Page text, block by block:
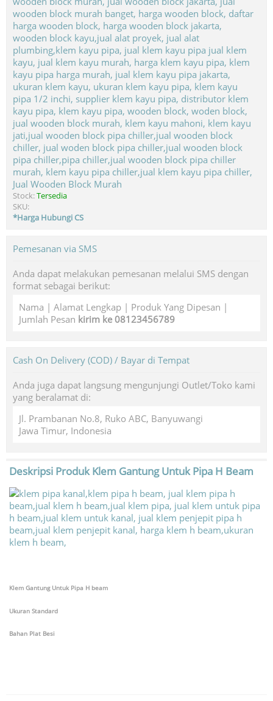
Jual Wooden Block Murah
Stock:Tersedia
SKU:
*Harga Hubungi CS
Pemesanan via SMS
Anda dapat melakukan pemesanan melalui SMS dengan
format sebagai berikut:
Nama | Alamat Lengkap | Produk Yang Dipesan |
Jumlah Pesan kirim ke 08123456789
Cash On Delivery (COD) / Bayar di Tempat
Anda juga dapat langsung mengunjungi Outlet/Toko kami
yang beralamat di:
Jl. Prambanan No.8, Ruko ABC, Banyuwangi
Jawa Timur, Indonesia
Deskripsi ProdukKlem Gantung Untuk Pipa H Beam
Klem Gantung Untuk Pipa H beam
Ukuran Standard
Bahan Plat Besi